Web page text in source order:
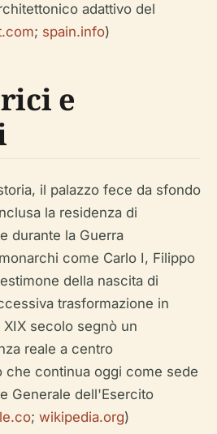
adattivo del
; spain.info)
e
il palazzo fece da sfondo
la residenza di
durante la Guerra
come Carlo I, Filippo
della nascita di
trasformazione in
secolo segnò un
reale a centro
che continua oggi come sede
Generale dell'Esercito
; wikipedia.org)